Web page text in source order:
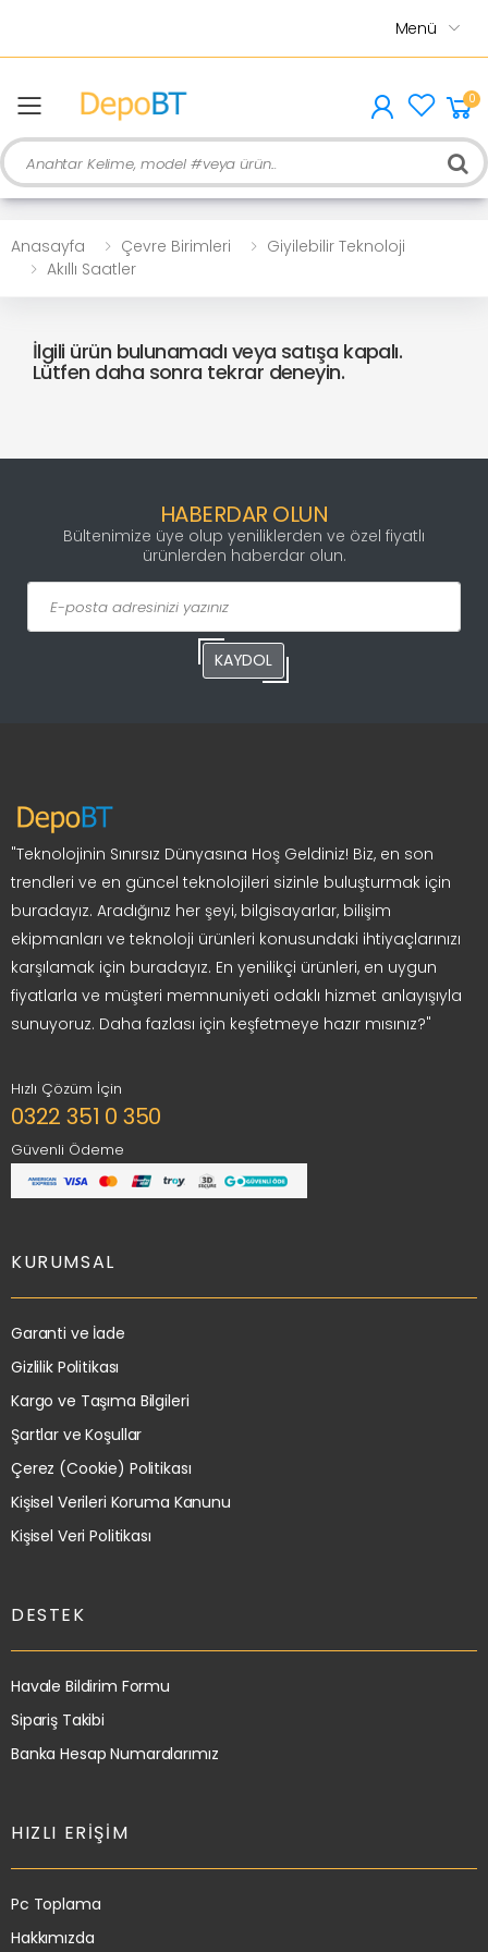
Menü
menu 0
Ara
Anasayfa Çevre Birimleri
Giyilebilir Teknoloji
Akıllı Saatler
İlgili ürün bulunamadı veya satışa kapalı.
Lütfen daha sonra tekrar deneyin.
HABERDAR OLUN
Bültenimize üye olup yeniliklerden ve özel fiyatlı
ürünlerden haberdar olun.
KAYDOL
"Teknolojinin Sınırsız Dünyasına Hoş Geldiniz! Biz, en son
trendleri ve en güncel teknolojileri sizinle buluşturmak için
buradayız. Aradığınız her şeyi, bilgisayarlar, bilişim
ekipmanları ve teknoloji ürünleri konusundaki ihtiyaçlarınızı
karşılamak için buradayız. En yenilikçi ürünleri, en uygun
fiyatlarla ve müşteri memnuniyeti odaklı hizmet anlayışıyla
sunuyoruz. Daha fazlası için keşfetmeye hazır mısınız?"
Hızlı Çözüm İçin
0322 351 0 350
Güvenli Ödeme
KURUMSAL
Garanti ve İade
Gizlilik Politikası
Kargo ve Taşıma Bilgileri
Şartlar ve Koşullar
Çerez (Cookie) Politikası
Kişisel Verileri Koruma Kanunu
Kişisel Veri Politikası
DESTEK
Havale Bildirim Formu
Sipariş Takibi
Banka Hesap Numaralarımız
HIZLI ERIŞIM
Pc Toplama
Hakkımızda